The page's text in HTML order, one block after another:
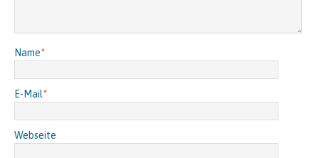
Name*
E-Mail*
Webseite